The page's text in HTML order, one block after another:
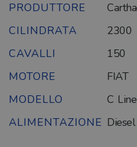
PRODUTTORE
CILINDRATA
2300
CAVALLI
150
MOTORE
FIAT
MODELLO
C
ALIMENTAZIONE Diesel